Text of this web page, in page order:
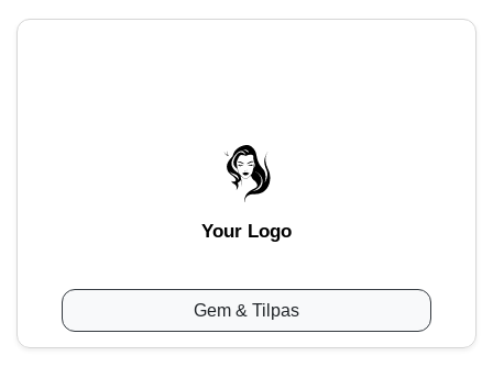
Your Logo
Gem & Tilpas